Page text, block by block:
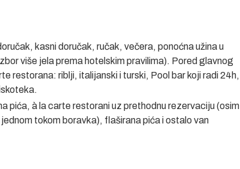
kasni doručak, ručak, večera, ponoćna užina u
više jela prema hotelskim pravilima). Pored glavnog
restorana: riblji, italijanski i turski, Pool bar koji radi 24h,
pića, à la carte restorani uz prethodnu rezervaciju (osim
tokom boravka), flaširana pića i ostalo van